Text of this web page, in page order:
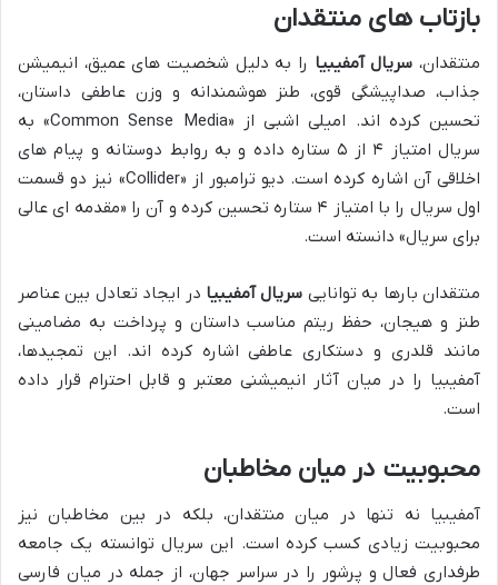
بازتاب های منتقدان
منتقدان، سریال آمفیبیا را به دلیل شخصیت های عمیق، انیمیشن
جذاب، صداپیشگی قوی، طنز هوشمندانه و وزن عاطفی داستان،
تحسین کرده اند. امیلی اشبی از «Common Sense Media» به
سریال امتیاز ۴ از ۵ ستاره داده و به روابط دوستانه و پیام های
اخلاقی آن اشاره کرده است. دیو ترامبور از «Collider» نیز دو قسمت
اول سریال را با امتیاز ۴ ستاره تحسین کرده و آن را «مقدمه ای عالی
برای سریال» دانسته است.
منتقدان بارها به توانایی سریال آمفیبیا در ایجاد تعادل بین عناصر
طنز و هیجان، حفظ ریتم مناسب داستان و پرداخت به مضامینی
مانند قلدری و دستکاری عاطفی اشاره کرده اند. این تمجیدها،
آمفیبیا را در میان آثار انیمیشنی معتبر و قابل احترام قرار داده
است.
محبوبیت در میان مخاطبان
آمفیبیا نه تنها در میان منتقدان، بلکه در بین مخاطبان نیز
محبوبیت زیادی کسب کرده است. این سریال توانسته یک جامعه
طرفداری فعال و پرشور را در سراسر جهان، از جمله در میان فارسی